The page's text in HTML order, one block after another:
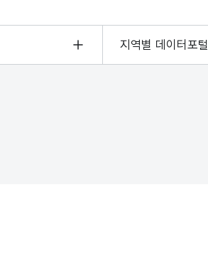
지역별 데이터포털
서울 열린데이터광장
경기데이터드림